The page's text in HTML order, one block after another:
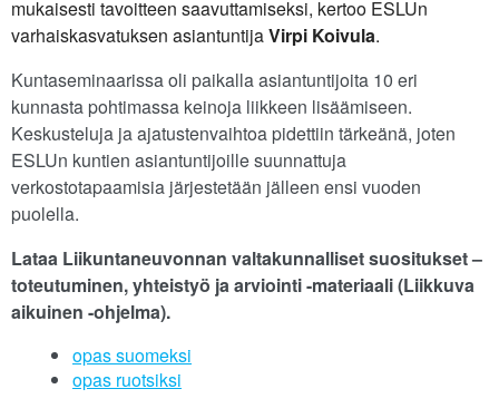
mukaisesti tavoitteen saavuttamiseksi, kertoo ESLUn
varhaiskasvatuksen asiantuntijaVirpi Koivula.
Kuntaseminaarissa oli paikalla asiantuntijoita 10 eri
kunnasta pohtimassa keinoja liikkeen lisäämiseen.
Keskusteluja ja ajatustenvaihtoa pidettiin tärkeänä, joten
ESLUn kuntien asiantuntijoille suunnattuja
verkostotapaamisia järjestetään jälleen ensi vuoden
puolella.
Lataa Liikuntaneuvonnan valtakunnalliset suositukset –
toteutuminen, yhteistyö ja arviointi -materiaali (Liikkuva
aikuinen -ohjelma).
opas suomeksi
opas ruotsiksi